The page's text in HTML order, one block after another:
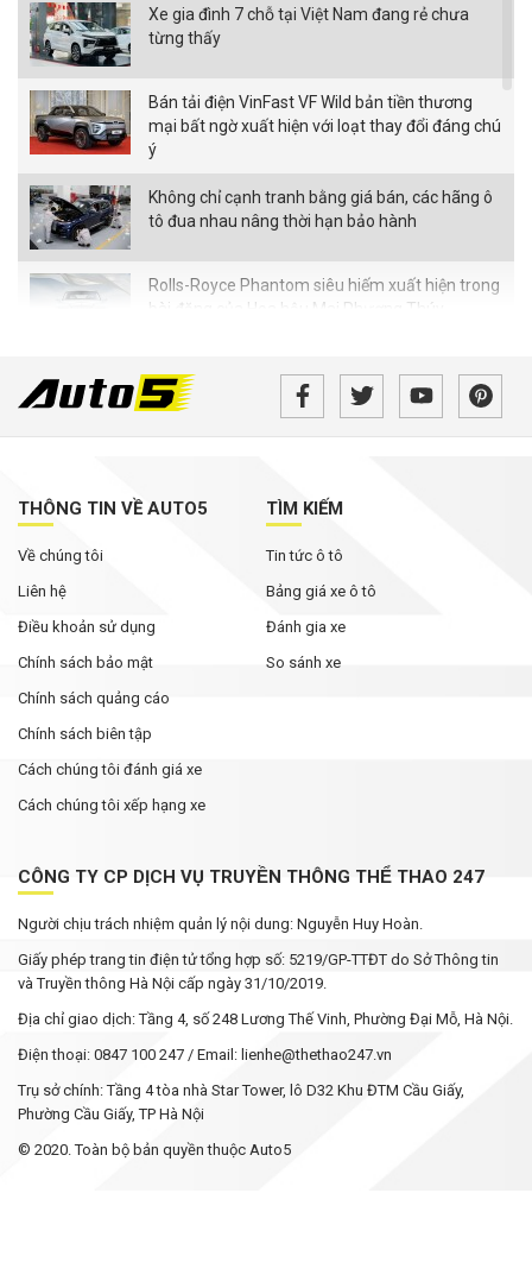
Xe gia đình 7 chỗ tại Việt Nam đang rẻ chưa
từng thấy
Bán tải điện VinFast VF Wild bản tiền thương
mại bất ngờ xuất hiện với loạt thay đổi đáng chú
ý
Không chỉ cạnh tranh bằng giá bán, các hãng ô
tô đua nhau nâng thời hạn bảo hành
Rolls-Royce Phantom siêu hiếm xuất hiện trong
bài đăng của Hoa hậu Mai Phương Thúy
Từ tháng 8/2026, loạt quy định mới về giao
thông người dân cần biết
Tháng Ngâu chưa tới, phân khúc SUV cỡ C đã
THÔNG TIN VỀ AUTO5
Về chúng tôi
Liên hệ
Điều khoản sử dụng
Chính sách bảo mật
Chính sách quảng cáo
Chính sách biên tập
Cách chúng tôi đánh giá xe
Cách chúng tôi xếp hạng xe
TÌM KIẾM
Tin tức ô tô
Bảng giá xe ô tô
Đánh gia xe
So sánh xe
CÔNG TY CP DỊCH VỤ TRUYỀN THÔNG THỂ THAO 247
Người chịu trách nhiệm quản lý nội dung: Nguyễn Huy Hoàn.
Giấy phép trang tin điện tử tổng hợp số: 5219/GP-TTĐT do Sở Thông tin
và Truyền thông Hà Nội cấp ngày 31/10/2019.
Địa chỉ giao dịch: Tầng 4, số 248 Lương Thế Vinh, Phường Đại Mỗ, Hà Nội.
Điện thoại: 0847 100 247 / Email: lienhe@thethao247.vn
Trụ sở chính: Tầng 4 tòa nhà Star Tower, lô D32 Khu ĐTM Cầu Giấy,
Phường Cầu Giấy, TP Hà Nội
© 2020. Toàn bộ bản quyền thuộc Auto5